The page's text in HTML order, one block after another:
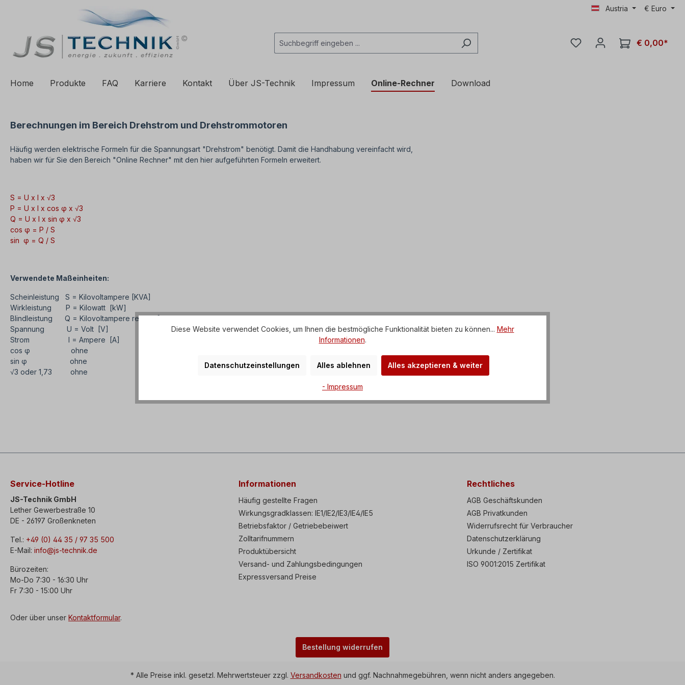
Zur Hauptnavigation springen Austria € Euro
€ 0,00*
Home Produkte FAQ Karriere Kontakt Über JS-Technik Impressum Online-Rechner Download
Berechnungen im Bereich Drehstrom und Drehstrommotoren
Häufig werden elektrische Formeln für die Spannungsart "Drehstrom" benötigt. Damit die Handhabung vereinfacht wird,
haben wir für Sie den Bereich "Online Rechner" mit den hier aufgeführten Formeln erweitert.
S = U x I x √3
P = U x I x cos φ x √3
Q = U x I x sin φ x √3
cos φ = P / S
sin φ = Q / S
Verwendete Maßeinheiten:
Scheinleistung S = Kilovoltampere [KVA]
Wirkleistung P = Kilowatt [kW]
Blindleistung Q = Kilovoltampere reaktiv [KVAr]
Spannung U = Volt [V]
Strom I = Ampere [A]
cos φ ohne
sin φ ohne
√3 oder 1,73 ohne
Service-Hotline
JS-Technik GmbH
Lether Gewerbestraße 10
DE - 26197 Großenkneten
Tel.: +49 (0) 44 35 / 97 35 500
E-Mail: info@js-technik.de
Bürozeiten:
Mo-Do 7:30 - 16:30 Uhr
Fr 7:30 - 15:00 Uhr
Oder über unser Kontaktformular.
Informationen
Häufig gestellte Fragen
Wirkungsgradklassen: IE1/IE2/IE3/IE4/IE5
Betriebsfaktor / Getriebebeiwert
Zolltarifnummern
Produktübersicht
Versand- und Zahlungsbedingungen
Expressversand Preise
Rechtliches
AGB Geschäftskunden
AGB Privatkunden
Widerrufsrecht für Verbraucher
Datenschutzerklärung
Urkunde / Zertifikat
ISO 9001:2015 Zertifikat
Bestellung widerrufen
* Alle Preise inkl. gesetzl. Mehrwertsteuer zzgl. Versandkosten und ggf. Nachnahmegebühren, wenn nicht anders angegeben.
Diese Website verwendet Cookies, um Ihnen die bestmögliche Funktionalität bieten zu können... Mehr
Informationen.
Datenschutzeinstellungen Alles ablehnen Alles akzeptieren & weiter
- Impressum